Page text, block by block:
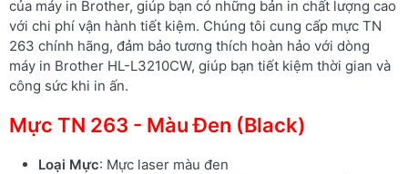
của máy in Brother, giúp bạn có những bản in chất lượng cao
với chi phí vận hành tiết kiệm. Chúng tôi cung cấp mực TN
263 chính hãng, đảm bảo tương thích hoàn hảo với dòng
máy in Brother HL-L3210CW, giúp bạn tiết kiệm thời gian và
công sức khi in ấn.
Mực TN 263 - Màu Đen (Black)
Loại Mực: Mực laser màu đen